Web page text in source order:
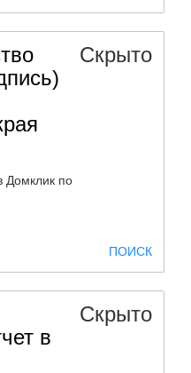
Скрыто
Домклик по
ПОИСК
в
Скрыто